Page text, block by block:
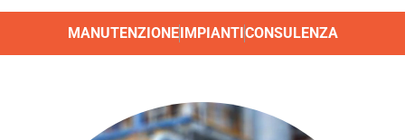
MANUTENZIONEIMPIANTICONSULENZA